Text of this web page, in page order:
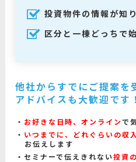
投資物件の情報が知
区分と一棟どっちで
他社からすでにご提案を
アドバイスも大歓迎です！
お好きな日時、オンラインで
いつまでに、どれぐらいの収
お伝えします
セミナーで伝えきれない投資